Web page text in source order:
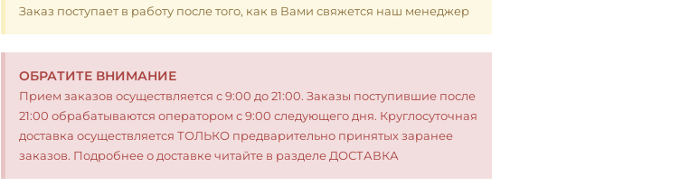
Заказ поступает в работу после того, как в Вами свяжется наш менеджер
ОБРАТИТЕ ВНИМАНИЕ
Прием заказов осуществляется с 9:00 до 21:00. Заказы поступившие после
21:00 обрабатываются оператором с 9:00 следующего дня. Круглосуточная
доставка осуществляется ТОЛЬКО предварительно принятых заранее
заказов. Подробнее о доставке читайте в разделе ДОСТАВКА